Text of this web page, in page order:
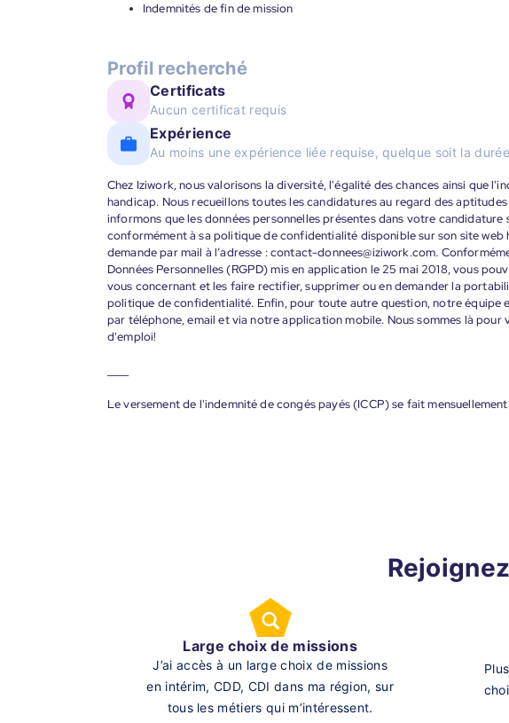
Indemnités de fin de mission
Profil recherché
Certificats
Aucun certificat requis
Expérience
Au moins une expérience liée requise, quelque soit la durée
Chez Iziwork, nous valorisons la diversité, l'égalité des chances ainsi que
handicap. Nous recueillons toutes les candidatures au regard des
informons que les données personnelles présentes dans votre
conformément à sa politique de confidentialité disponible sur son site
demande par mail à l’adresse : contact-donnees@iziwork.com.
Données Personnelles (RGPD) mis en application le 25 mai 2018, vous
vous concernant et les faire rectifier, supprimer ou en demander la
politique de confidentialité. Enfin, pour toute autre question, notre équipe
par téléphone, email et via notre application mobile. Nous sommes là
d'emploi!
Le versement de l'indemnité de congés payés (ICCP) se fait
Large choix de missions
J’ai accès à un large choix de missions
en intérim, CDD, CDI dans ma région, sur
tous les métiers qui m’intéressent.